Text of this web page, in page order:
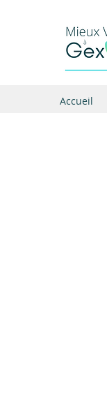
Accueil